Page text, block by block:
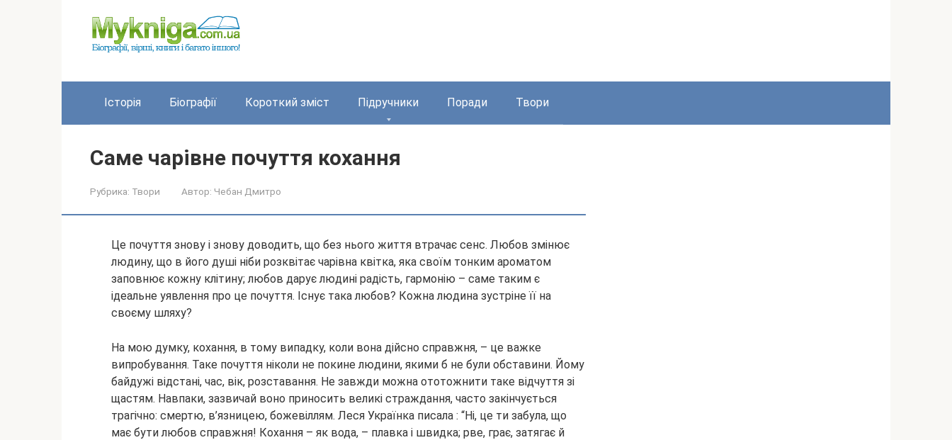
Історія Біографії Короткий зміст Підручники Поради Твори
Саме чарівне почуття кохання
Рубрика: Твори Автор: Чебан Дмитро
Це почуття знову і знову доводить, що без нього життя втрачає сенс. Любов змінює
людину, що в його душі ніби розквітає чарівна квітка, яка своїм тонким ароматом
заповнює кожну клітину; любов дарує людині радість, гармонію – саме таким є
ідеальне уявлення про це почуття. Існує така любов? Кожна людина зустріне її на
своєму шляху?
На мою думку, кохання, в тому випадку, коли вона дійсно справжня, – це важке
випробування. Таке почуття ніколи не покине людини, якими б не були обставини. Йому
байдужі відстані, час, вік, розставання. Не завжди можна ототожнити таке відчуття зі
щастям. Навпаки, зазвичай воно приносить великі страждання, часто закінчується
трагічно: смертю, в’язницею, божевіллям. Леся Українка писала : “Ні, це ти забула, що
має бути любов справжня! Кохання – як вода, – плавка і швидка; рве, грає, затягає й